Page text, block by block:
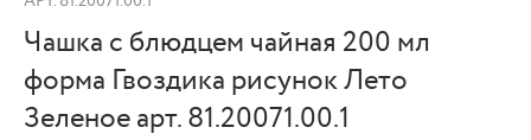
Чашка с блюдцем чайная 200 мл
форма Гвоздика рисунок Лето
Зеленое арт. 81.20071.00.1